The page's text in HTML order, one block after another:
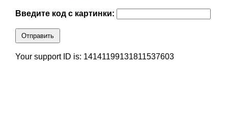
Введите код с картинки:
Отправить
Your support ID is: 14141199131811537603